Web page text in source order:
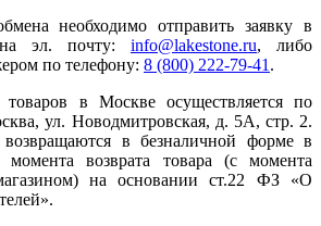
необходимо отправить заявку в
эл. почту: info@lakestone.ru, либо
по телефону: 8 (800) 222-79-41 .
в Москве осуществляется по
ул. Новодмитровская, д. 5А, стр. 2.
в безналичной форме в
возврата товара (с момента
на основании ст.22 ФЗ «О